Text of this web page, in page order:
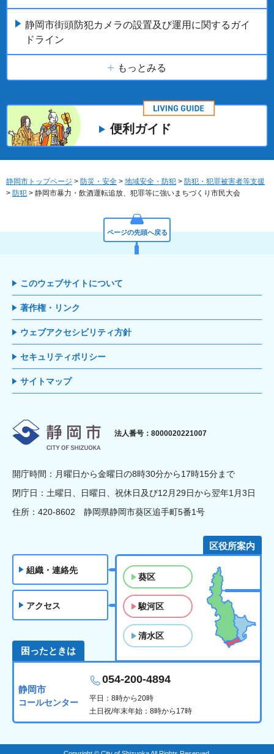
静岡市街頭防犯カメラの設置及び運用に関するガイ
ドライン
もっとみる
便利ガイド
静岡市トップページ > 防災・安全 > 地域安全・防犯 > 防犯・犯罪被害者等支援
> 防犯 > 静岡市暴力・飲酒運転追放、犯罪等に強いまちづくり市民大会
ページの先頭へ戻る
このウェブサイトについて
著作権・リンク
ウェブアクセシビリティ方針
セキュリティポリシー
サイトマップ
静岡市
法人番号：8000020221007
開庁時間：月曜日から金曜日の8時30分から17時15分まで
閉庁日：土曜日、日曜日、祝休日及び12月29日から翌年1月3日
住所：420-8602 静岡県静岡市葵区追手町5番1号
組織・連絡先
アクセス
区役所案内
葵区
駿河区
清水区
困ったときは
静岡市
コールセンター
054-200-4894
平日：8時から20時
土日祝/年末年始：8時から17時